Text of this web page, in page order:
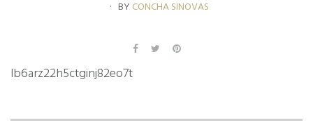
BY CONCHA SINOVAS
lb6arz22h5ctginj82eo7t